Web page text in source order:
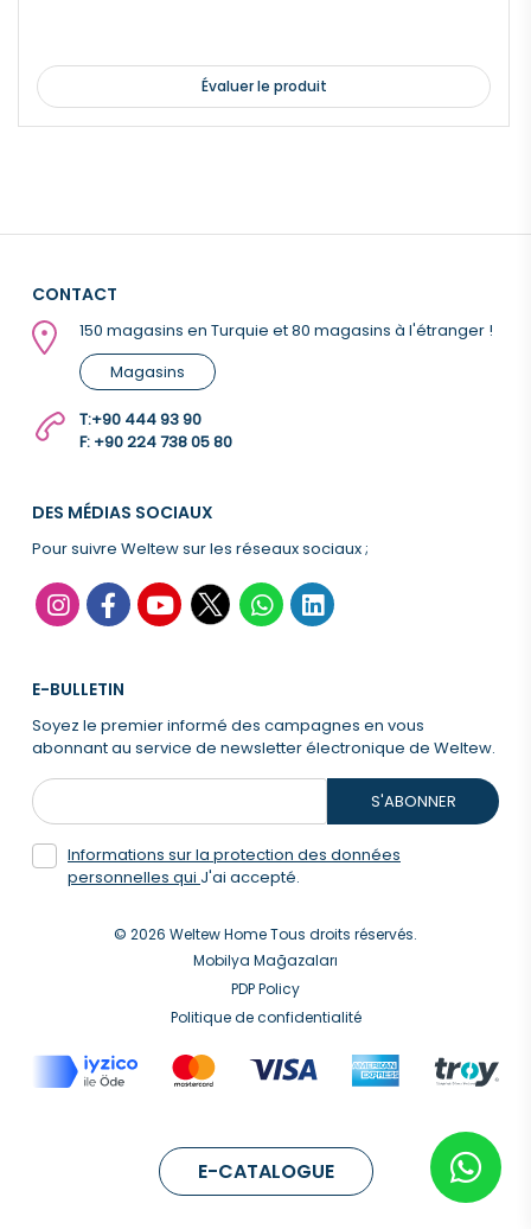
Évaluer le produit
CONTACT
150 magasins en Turquie et 80 magasins à l'étranger !
Magasins
T:+90 444 93 90
F: +90 224 738 05 80
DES MÉDIAS SOCIAUX
Pour suivre Weltew sur les réseaux sociaux ;
E-BULLETIN
Soyez le premier informé des campagnes en vous
abonnant au service de newsletter électronique de Weltew.
Informations sur la protection des données
personnelles qui J'ai accepté.
S'ABONNER
© 2026 Weltew Home Tous droits réservés.
Mobilya Mağazaları
PDP Policy
Politique de confidentialité
E-CATALOGUE